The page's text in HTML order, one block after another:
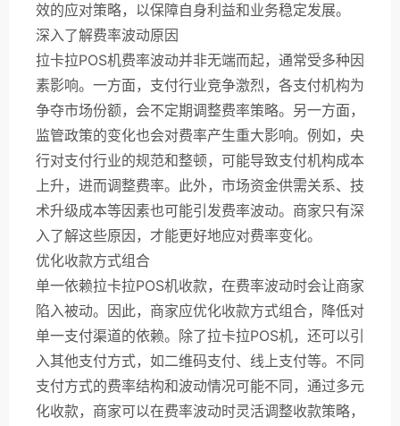
效的应对策略，以保障自身利益和业务稳定发展。
深入了解费率波动原因
拉卡拉POS机费率波动并非无端而起，通常受多种因
素影响。一方面，支付行业竞争激烈，各支付机构为
争夺市场份额，会不定期调整费率策略。另一方面，
监管政策的变化也会对费率产生重大影响。例如，央
行对支付行业的规范和整顿，可能导致支付机构成本
上升，进而调整费率。此外，市场资金供需关系、技
术升级成本等因素也可能引发费率波动。商家只有深
入了解这些原因，才能更好地应对费率变化。
优化收款方式组合
单一依赖拉卡拉POS机收款，在费率波动时会让商家
陷入被动。因此，商家应优化收款方式组合，降低对
单一支付渠道的依赖。除了拉卡拉POS机，还可以引
入其他支付方式，如二维码支付、线上支付等。不同
支付方式的费率结构和波动情况可能不同，通过多元
化收款，商家可以在费率波动时灵活调整收款策略，